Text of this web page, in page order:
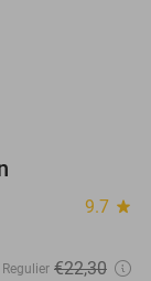
9.7 star
Regulier €22,30